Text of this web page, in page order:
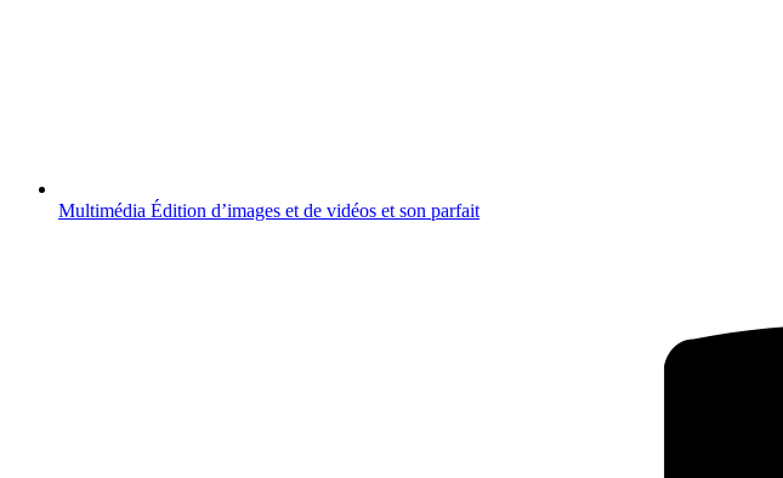
Multimédia Édition d’images et de vidéos et son parfait